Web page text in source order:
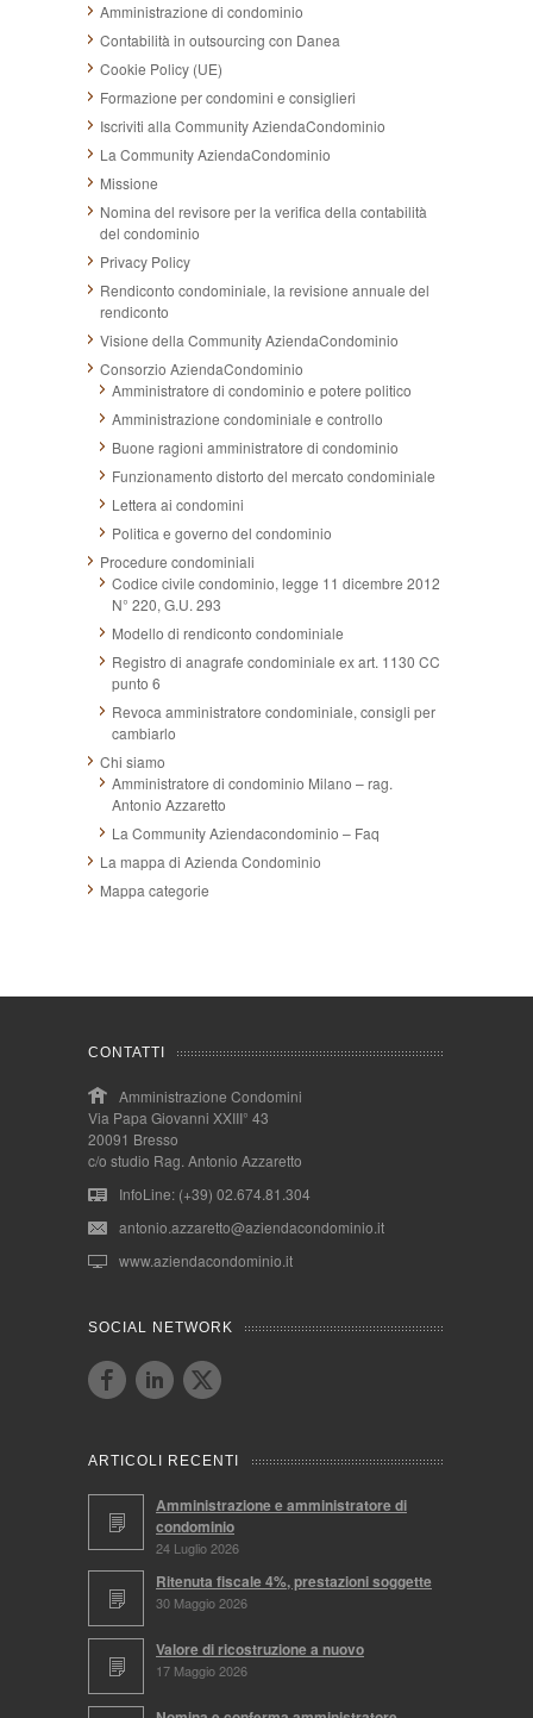
Amministrazione di condominio
Contabilità in outsourcing con Danea
Cookie Policy (UE)
Formazione per condomini e consiglieri
Iscriviti alla Community AziendaCondominio
La Community AziendaCondominio
Missione
Nomina del revisore per la verifica della contabilità
del condominio
Privacy Policy
Rendiconto condominiale, la revisione annuale del
rendiconto
Visione della Community AziendaCondominio
Consorzio AziendaCondominio
Amministratore di condominio e potere politico
Amministrazione condominiale e controllo
Buone ragioni amministratore di condominio
Funzionamento distorto del mercato condominiale
Lettera ai condomini
Politica e governo del condominio
Procedure condominiali
Codice civile condominio, legge 11 dicembre 2012
N° 220, G.U. 293
Modello di rendiconto condominiale
Registro di anagrafe condominiale ex art. 1130 CC
punto 6
Revoca amministratore condominiale, consigli per
cambiarlo
Chi siamo
Amministratore di condominio Milano – rag.
Antonio Azzaretto
La Community Aziendacondominio – Faq
La mappa di Azienda Condominio
Mappa categorie
CONTATTI
Amministrazione Condomini
Via Papa Giovanni XXIII° 43
20091 Bresso
c/o studio Rag. Antonio Azzaretto
InfoLine: (+39) 02.674.81.304
antonio.azzaretto@aziendacondominio.it
www.aziendacondominio.it
SOCIAL NETWORK
ARTICOLI RECENTI
Amministrazione e amministratore di
condominio
24 Luglio 2026
Ritenuta fiscale 4%, prestazioni soggette
30 Maggio 2026
Valore di ricostruzione a nuovo
17 Maggio 2026